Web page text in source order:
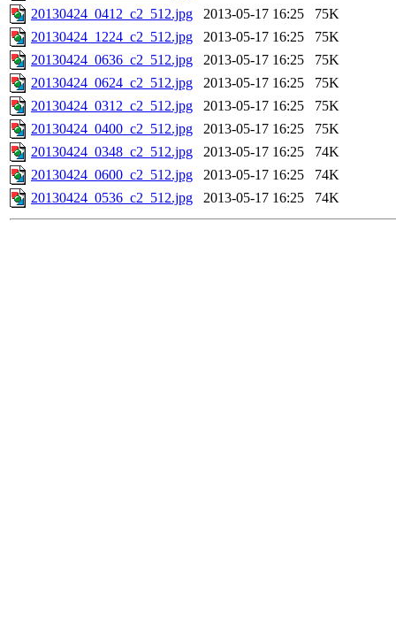
20130424_0412_c2_512.jpg
2013-05-17 16:25
75K
20130424_1224_c2_512.jpg
2013-05-17 16:25
75K
20130424_0636_c2_512.jpg
2013-05-17 16:25
75K
20130424_0624_c2_512.jpg
2013-05-17 16:25
75K
20130424_0312_c2_512.jpg
2013-05-17 16:25
75K
20130424_0400_c2_512.jpg
2013-05-17 16:25
75K
20130424_0348_c2_512.jpg
2013-05-17 16:25
74K
20130424_0600_c2_512.jpg
2013-05-17 16:25
74K
20130424_0536_c2_512.jpg
2013-05-17 16:25 74K